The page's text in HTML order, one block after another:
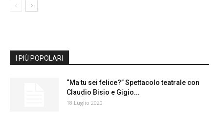
I PIÙ POPOLARI
“Ma tu sei felice?” Spettacolo teatrale con
Claudio Bisio e Gigio...
18 Luglio 2020